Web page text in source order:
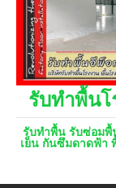
รับทำพื้นโ
รับทำพื้น รับซ่อมพื้
เย็น กันซึมดาดฟ้า